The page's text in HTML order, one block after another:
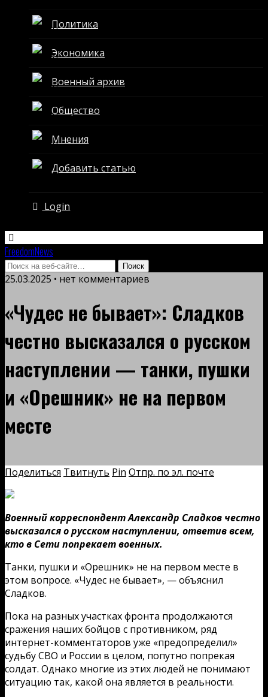
Политика
Экономика
Военный архив
Общество
Мнения
Добавить статью
Login
FreedomNews
25.03.2025 • нет комментариев
«Чудес не бывает»: Сладков
честно высказался о русском
наступлении — танки, пушки
и «Орешник» не на первом
месте
Поделиться Твитнуть Pin Отпр. по эл. почте
Военный корреспондент Александр Сладков честно
высказался о русском наступлении, ответив всем,
кто в Сети попрекает военных.
Танки, пушки и «Орешник» не на первом месте в
этом вопросе. «Чудес не бывает», — объяснил
Сладков.
Пока на разных участках фронта продолжаются
сражения наших бойцов с противником, ряд
интернет-комментаторов уже «предопределил»
судьбу СВО и России в целом, попутно попрекая
солдат. Однако многие из этих людей не понимают
ситуацию так, какой она является в реальности.